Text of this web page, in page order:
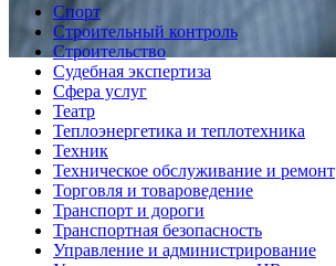
Спорт
Строительный контроль
Строительство
Судебная экспертиза
Сфера услуг
Театр
Теплоэнергетика и теплотехника
Техник
Техническое обслуживание и ремонт
Торговля и товароведение
Транспорт и дороги
Транспортная безопасность
Управление и администрирование